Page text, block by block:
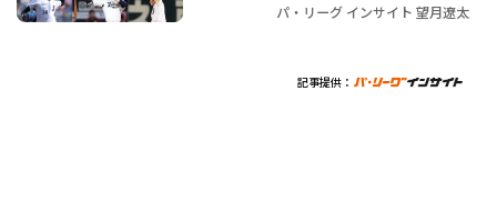
パ・リーグ インサイト 望月遼太
記事提供：